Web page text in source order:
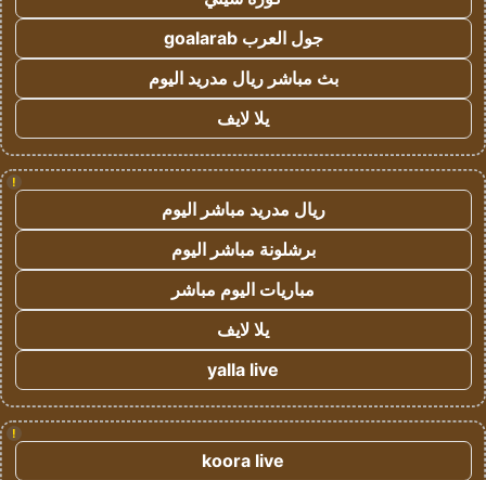
جول العرب goalarab
بث مباشر ريال مدريد اليوم
يلا لايف
!
ريال مدريد مباشر اليوم
برشلونة مباشر اليوم
مباريات اليوم مباشر
يلا لايف
yalla live
!
koora live